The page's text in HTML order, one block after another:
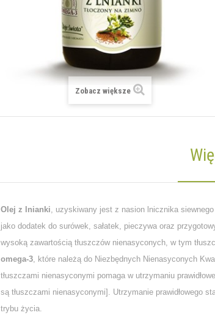
Zobacz większe
Olej z lnianki , uzyskiwany jest z nasion lnicznika
jako dodatek do surówek, sałatek, pieczywa oraz
wysoką zawartością tłuszczów nienasyconych, w tym
omega-3 , które należą do Niezbędnych Nienasyconych
tłuszczami nienasyconymi pomaga w utrzymaniu
są tłuszczami nienasyconymi]. Utrzymanie prawidłowego
trybu życia.